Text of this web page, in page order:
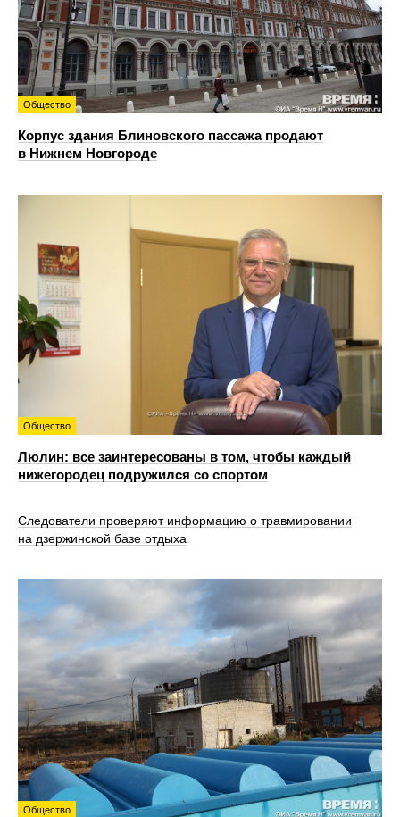
Общество
Корпус здания Блиновского пассажа продают
в Нижнем Новгороде
Общество
Люлин: все заинтересованы в том, чтобы каждый
нижегородец подружился со спортом
Следователи проверяют информацию о травмировании
на дзержинской базе отдыха
Общество